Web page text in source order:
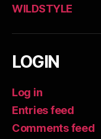
WILDSTYLE
LOGIN
Log in
Entries feed
Comments feed